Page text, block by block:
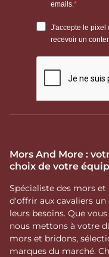
Mors And More :
choix de votre
Spécialiste des mors
d'offrir aux cavaliers
leurs besoins. Que
nous mettons à votre
mors et bridons,
marques du marché.